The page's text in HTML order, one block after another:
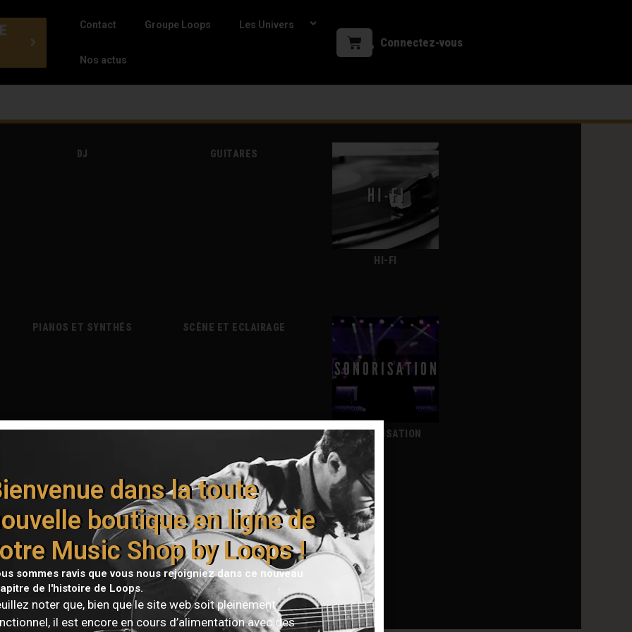
Contact Groupe Loops Les Univers
Nos actus
Connectez-vous
DJ GUITARES
HI-FI
PIANOS ET SYNTHÉS SCÈNE ET ECLAIRAGE
SONORISATION
dans la toute
boutique en ligne de
Music Shop by Loops !
sommes ravis que vous nous rejoigniez dans ce nouveau
de l'histoire de Loops.
noter que, bien que le site web soit pleinement
il est encore en cours d’alimentation avec des